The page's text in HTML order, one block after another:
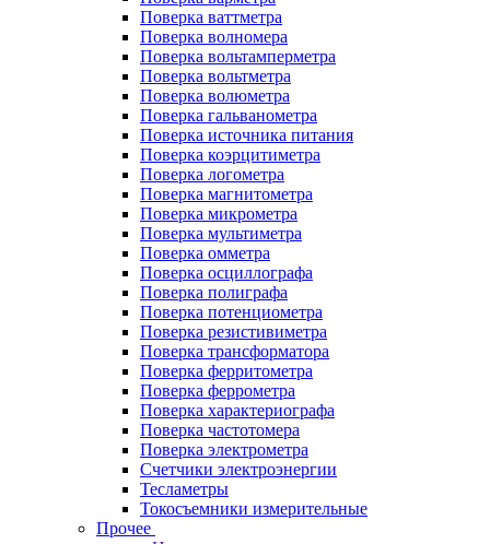
Поверка ваттметра
Поверка волномера
Поверка вольтамперметра
Поверка вольтметра
Поверка волюметра
Поверка гальванометра
Поверка источника питания
Поверка коэрцитиметра
Поверка логометра
Поверка магнитометра
Поверка микрометра
Поверка мультиметра
Поверка омметра
Поверка осциллографа
Поверка полиграфа
Поверка потенциометра
Поверка резистивиметра
Поверка трансформатора
Поверка ферритометра
Поверка феррометра
Поверка характериографа
Поверка частотомера
Поверка электрометра
Счетчики электроэнергии
Тесламетры
Токосъемники измерительные
Прочее